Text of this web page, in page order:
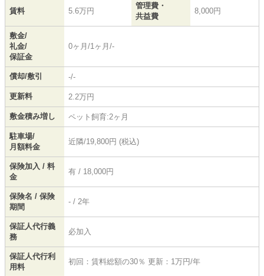
賃料 5.6万円
管理費・
共益費
8,000円
敷金/
礼金/
保証金
0ヶ月/1ヶ月/-
償却/敷引 -/-
更新料 2.2万円
敷金積み増し ペット飼育:2ヶ月
駐車場/
月額料金
近隣/19,800円 (税込)
保険加入 / 料
金
有 / 18,000円
保険名 / 保険
期間
- / 2年
保証人代行義
務
必加入
保証人代行利
用料
初回：賃料総額の30％ 更新：1万円/年